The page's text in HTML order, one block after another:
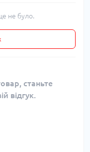
не було.
станьте
відгук.